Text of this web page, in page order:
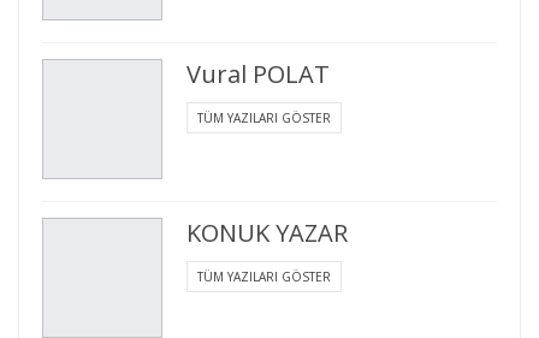
Vural POLAT
TÜM YAZILARI GÖSTER
KONUK YAZAR
TÜM YAZILARI GÖSTER